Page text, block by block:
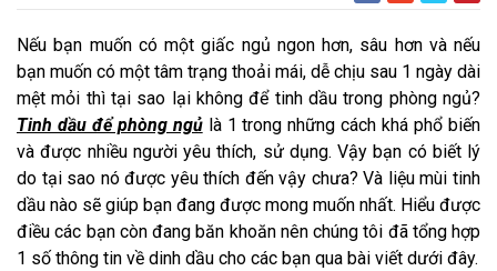
Nếu bạn muốn có một giấc ngủ ngon hơn, sâu hơn và nếu
bạn muốn có một tâm trạng thoải mái, dễ chịu sau 1 ngày dài
mệt mỏi thì tại sao lại không để tinh dầu trong phòng ngủ?
Tinh dầu để phòng ngủlà 1 trong những cách khá phổ biến
và được nhiều người yêu thích, sử dụng. Vậy bạn có biết lý
do tại sao nó được yêu thích đến vậy chưa? Và liệu mùi tinh
dầu nào sẽ giúp bạn đang được mong muốn nhất. Hiểu được
điều các bạn còn đang băn khoăn nên chúng tôi đã tổng hợp
1 số thông tin về dinh dầu cho các bạn qua bài viết dưới đây.